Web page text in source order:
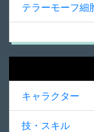
テラーモーフ細
キャラクター
技・スキル